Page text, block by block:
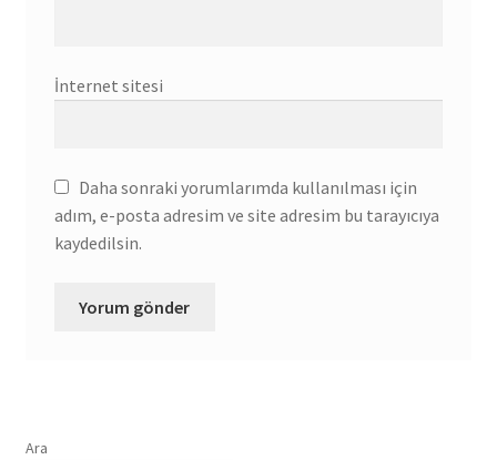
İnternet sitesi
Daha sonraki yorumlarımda kullanılması için
adım, e-posta adresim ve site adresim bu tarayıcıya
kaydedilsin.
Ara